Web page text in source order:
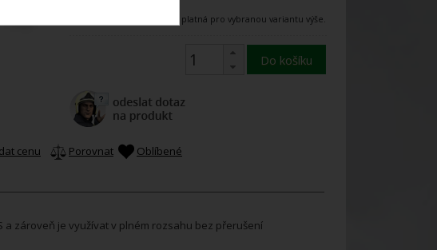
Uvedená cena je platná pro vybranou variantu výše.
Do košíku
cenu Porovnat
Oblíbené
a zároveň je využívat v plném rozsahu bez přerušení